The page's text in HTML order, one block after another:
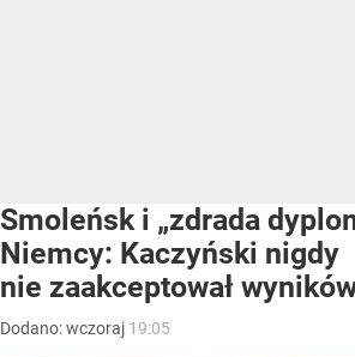
Smoleńsk i „zdrada
Niemcy: Kaczyński nigdy
nie zaakceptował
Dodano:wczoraj 19:05